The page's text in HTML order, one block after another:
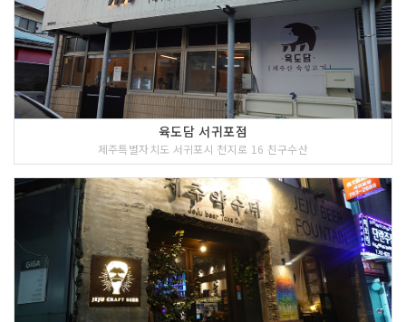
육도담 서귀포점
제주특별자치도 서귀포시 천지로 16 친구수산